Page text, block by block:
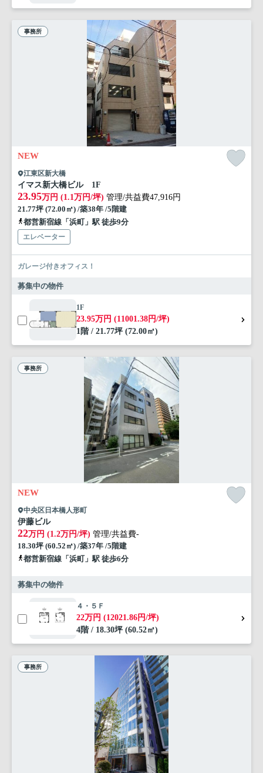
事務所
NEW
江東区新大橋
イマス新大橋ビル 1F
23.95万円 (1.1万円/坪) 管理/共益費47,916円
21.77坪 (72.00㎡) /築38年 /5階建
都営新宿線「浜町」駅 徒歩9分
エレベーター
ガレージ付きオフィス！
募集中の物件
1F
23.95万円 (11001.38円/坪)
1階 / 21.77坪 (72.00㎡)
事務所
NEW
中央区日本橋人形町
伊藤ビル
22万円 (1.2万円/坪) 管理/共益費-
18.30坪 (60.52㎡) /築37年 /5階建
都営新宿線「浜町」駅 徒歩6分
募集中の物件
４・５Ｆ
22万円 (12021.86円/坪)
4階 / 18.30坪 (60.52㎡)
事務所